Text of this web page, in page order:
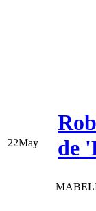
22May
de